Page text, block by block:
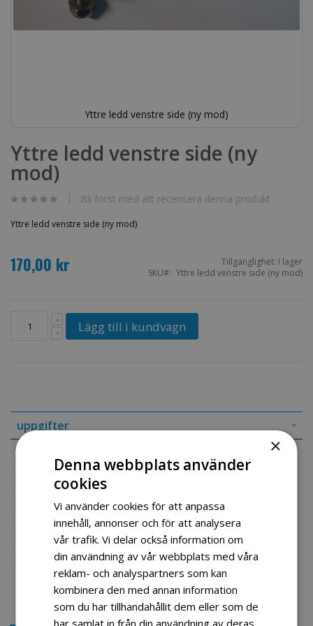
Yttre ledd venstre side (ny mod)
till
början
av
bildgalleriet
Yttre ledd venstre side (ny
mod)
Bli först med att recensera denna produkt
Yttre ledd venstre side (ny mod)
170,00 kr Tillgänglighet: I lager
SKU
Yttre ledd venstre side (ny mod)
Lägg till i kundvagn
uppgifter
Yttre ledd venstre side (ny mod)
Mer information
Recensioner
Fil vedlegg
×
Denna webbplats använder
cookies
Vi använder cookies för att anpassa
innehåll, annonser och för att analysera
vår trafik. Vi delar också information om
din användning av vår webbplats med våra
reklam- och analyspartners som kan
kombinera den med annan information
som du har tillhandahållit dem eller som de
har samlat in från din användning av deras